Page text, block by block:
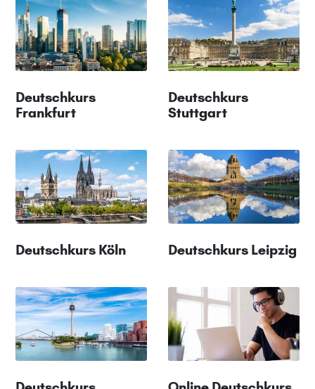
Deutschkurs
Frankfurt
Deutschkurs
Stuttgart
Deutschkurs Köln Deutschkurs Leipzig